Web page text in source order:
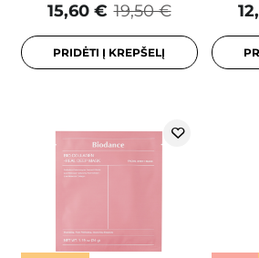
19,50 €
15,60 €
PRIDĖTI Į KREPŠELĮ